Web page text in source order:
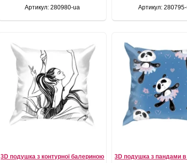
Артикул: 280980-ua Артикул:
3D подушка з контурної балериною 3D подушка з пандами в